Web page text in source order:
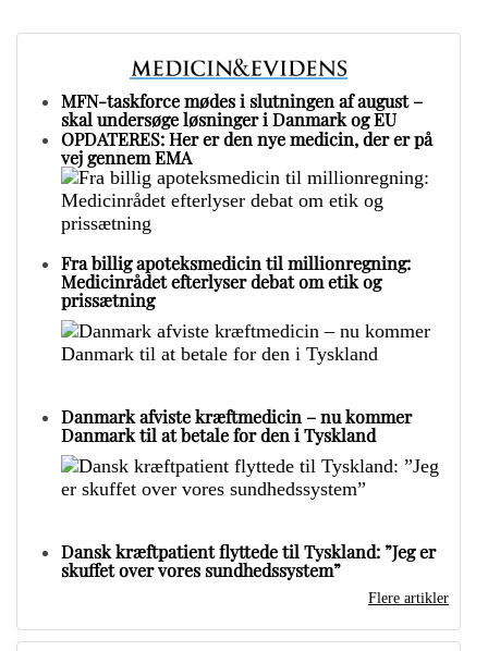
MFN-taskforce mødes i slutningen af august –
skal undersøge løsninger i Danmark og EU
OPDATERES: Her er den nye medicin, der er på
vej gennem EMA
Fra billig apoteksmedicin til millionregning:
Medicinrådet efterlyser debat om etik og
prissætning
Danmark afviste kræftmedicin – nu kommer
Danmark til at betale for den i Tyskland
Dansk kræftpatient flyttede til Tyskland: ”Jeg er
skuffet over vores sundhedssystem”
Flere artikler